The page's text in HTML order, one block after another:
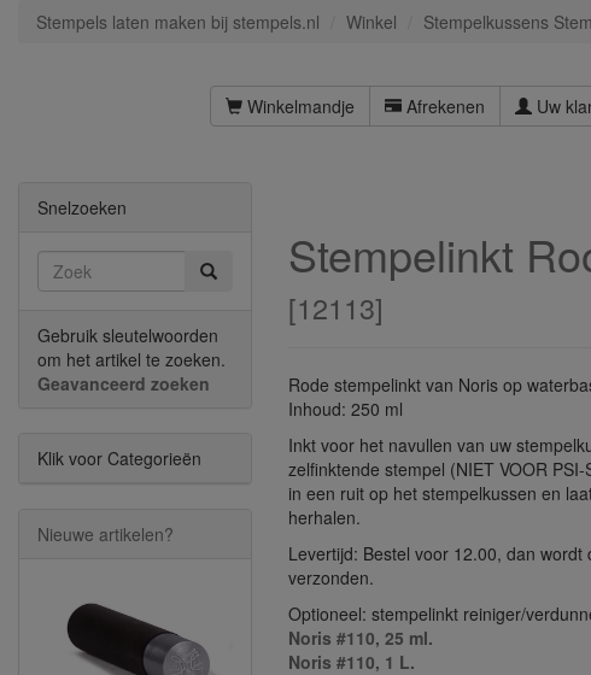
Stempels laten maken bij stempels.nl Winkel Stempelkussens
Winkelmandje Afrekenen Uw
Stempelinkt
[12113]
Rode stempelinkt van Noris op
Inhoud: 250 ml
Inkt voor het navullen van uw
zelfinktende stempel (NIET VOOR
in een ruit op het stempelkussen en
herhalen.
Levertijd: Bestel voor 12.00, dan wordt
verzonden.
Optioneel: stempelinkt reiniger/
Noris #110, 25 ml.
Noris #110, 1 L.
Snelzoeken
Gebruik sleutelwoorden
om het artikel te zoeken.
Geavanceerd zoeken
Klik voor Categorieën
Nieuwe artikelen?